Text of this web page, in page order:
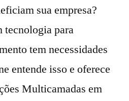
sua empresa?
tecnologia para
tem necessidades
entende isso e oferece
Multicamadas em